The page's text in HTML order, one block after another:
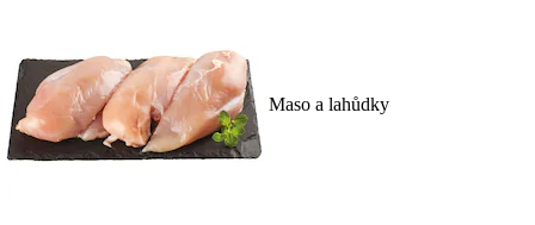
Maso a lahůdky